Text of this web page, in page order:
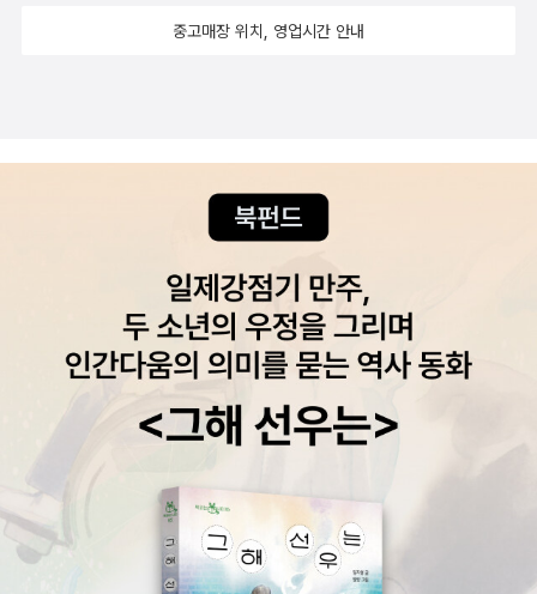
중고매장 위치, 영업시간 안내